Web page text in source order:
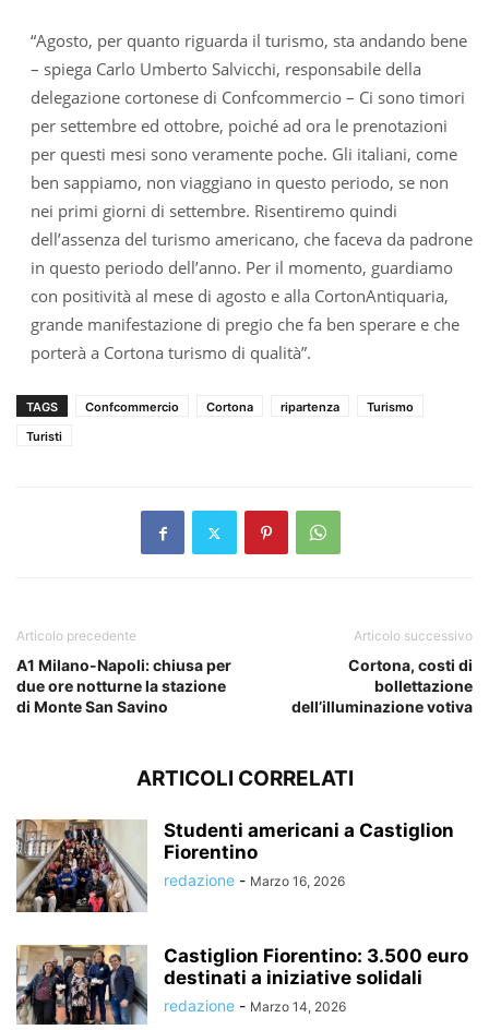
“Agosto, per quanto riguarda il turismo, sta andando bene
– spiega Carlo Umberto Salvicchi, responsabile della
delegazione cortonese di Confcommercio – Ci sono timori
per settembre ed ottobre, poiché ad ora le prenotazioni
per questi mesi sono veramente poche. Gli italiani, come
ben sappiamo, non viaggiano in questo periodo, se non
nei primi giorni di settembre. Risentiremo quindi
dell’assenza del turismo americano, che faceva da padrone
in questo periodo dell’anno. Per il momento, guardiamo
con positività al mese di agosto e alla CortonAntiquaria,
grande manifestazione di pregio che fa ben sperare e che
porterà a Cortona turismo di qualità”.
TAGS Confcommercio Cortona ripartenza
Turismo
Turisti
Articolo precedente
A1 Milano-Napoli: chiusa per
due ore notturne la stazione
di Monte San Savino
Articolo successivo
Cortona, costi di
bollettazione
dell’illuminazione votiva
ARTICOLI CORRELATI
Studenti americani a Castiglion
Fiorentino
redazione - Marzo 16, 2026
Castiglion Fiorentino: 3.500 euro
destinati a iniziative solidali
redazione - Marzo 14, 2026